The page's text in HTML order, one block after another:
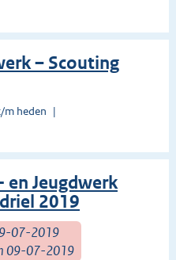
– Scouting
heden
Jeugdwerk
2019
07-2019
09-07-2019